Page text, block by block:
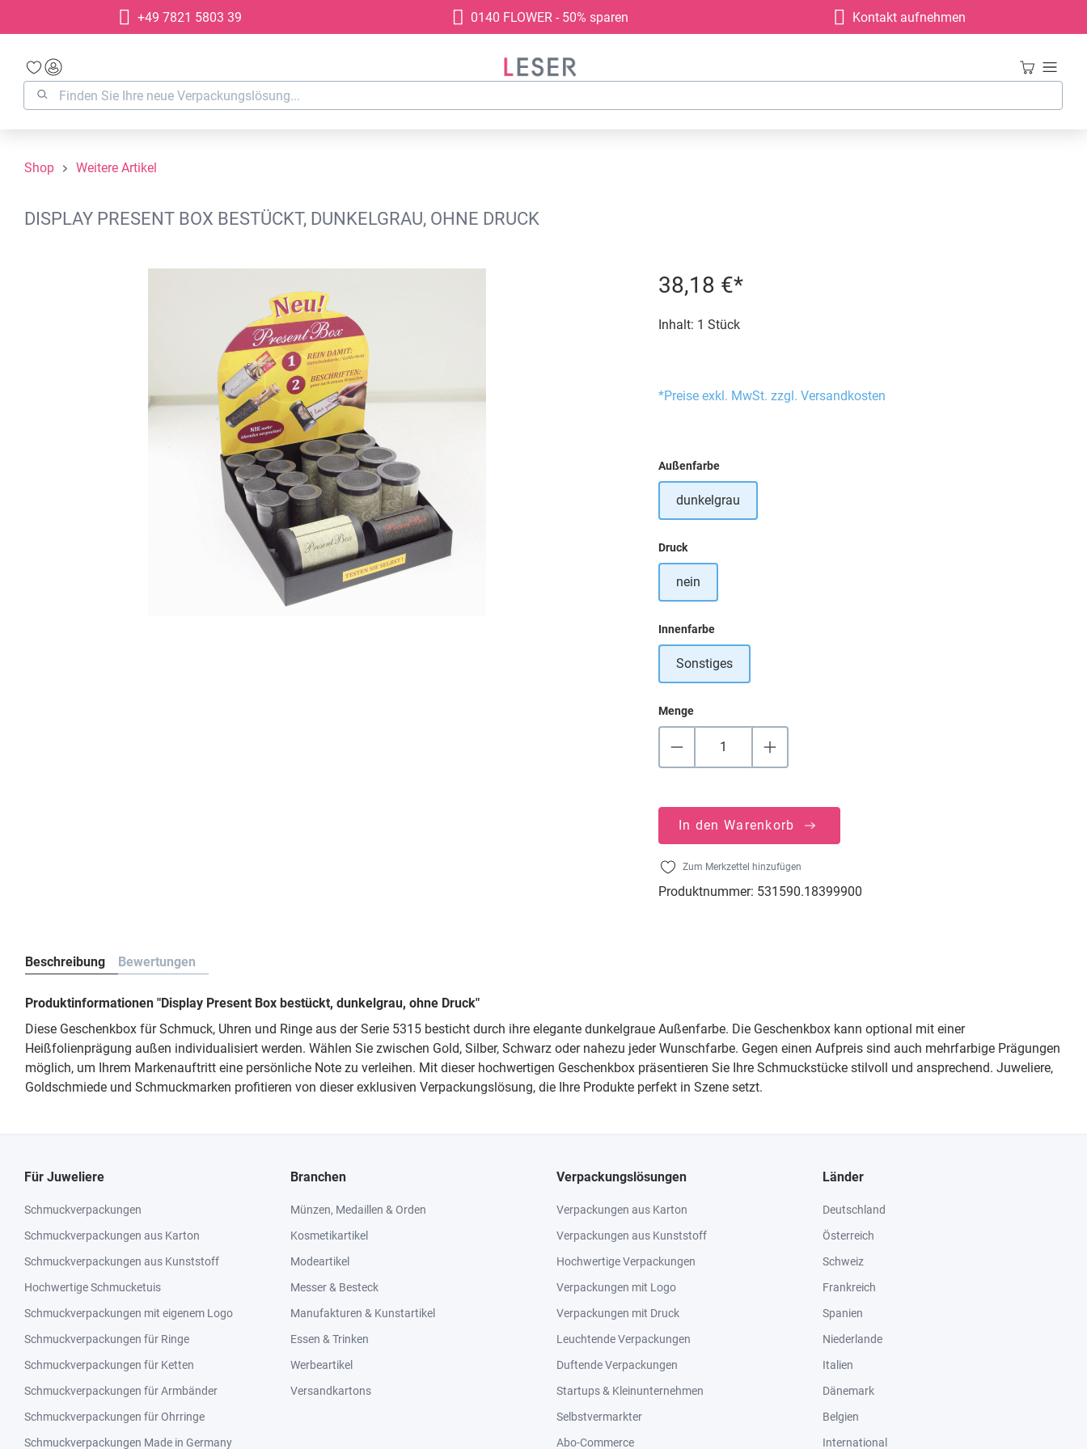
Zur Hauptnavigation springen
+49 7821 5803 39 0140 FLOWER - 50% sparen Kontakt aufnehmen
Shop Weitere Artikel
DISPLAY PRESENT BOX BESTÜCKT, DUNKELGRAU, OHNE DRUCK
38,18 €*
Inhalt: 1 Stück
*Preise exkl. MwSt. zzgl. Versandkosten
Außenfarbeauswählen
dunkelgrau
Druckauswählen
nein
Innenfarbeauswählen
Sonstiges
Menge
In den Warenkorb
Zum Merkzettel hinzufügen
Produktnummer: 531590.18399900
Beschreibung Bewertungen
Produktinformationen "Display Present Box bestückt, dunkelgrau, ohne Druck"
Diese Geschenkbox für Schmuck, Uhren und Ringe aus der Serie 5315 besticht durch ihre elegante dunkelgraue Außenfarbe. Die Geschenkbox kann optional mit einer
Heißfolienprägung außen individualisiert werden. Wählen Sie zwischen Gold, Silber, Schwarz oder nahezu jeder Wunschfarbe. Gegen einen Aufpreis sind auch mehrfarbige Prägungen
möglich, um Ihrem Markenauftritt eine persönliche Note zu verleihen. Mit dieser hochwertigen Geschenkbox präsentieren Sie Ihre Schmuckstücke stilvoll und ansprechend. Juweliere,
Goldschmiede und Schmuckmarken profitieren von dieser exklusiven Verpackungslösung, die Ihre Produkte perfekt in Szene setzt.
Für Juweliere
Schmuckverpackungen
Schmuckverpackungen aus Karton
Schmuckverpackungen aus Kunststoff
Hochwertige Schmucketuis
Schmuckverpackungen mit eigenem Logo
Schmuckverpackungen für Ringe
Schmuckverpackungen für Ketten
Schmuckverpackungen für Armbänder
Schmuckverpackungen für Ohrringe
Schmuckverpackungen Made in Germany
Branchen
Münzen, Medaillen & Orden
Kosmetikartikel
Modeartikel
Messer & Besteck
Manufakturen & Kunstartikel
Essen & Trinken
Werbeartikel
Versandkartons
Verpackungslösungen
Verpackungen aus Karton
Verpackungen aus Kunststoff
Hochwertige Verpackungen
Verpackungen mit Logo
Verpackungen mit Druck
Leuchtende Verpackungen
Duftende Verpackungen
Startups & Kleinunternehmen
Selbstvermarkter
Abo-Commerce
Länder
Deutschland
Österreich
Schweiz
Frankreich
Spanien
Niederlande
Italien
Dänemark
Belgien
International